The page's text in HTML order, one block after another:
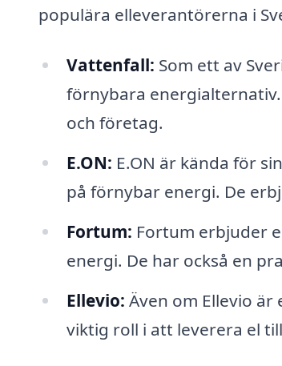
populära elleverantörerna i
Vattenfall: Som ett av
förnybara
och företag.
E.ON: E.ON är kända för
på förnybar energi. De
Fortum: Fortum erbjuder
energi. De har också en
Ellevio: Även om Ellevio
viktig roll i att leverera el